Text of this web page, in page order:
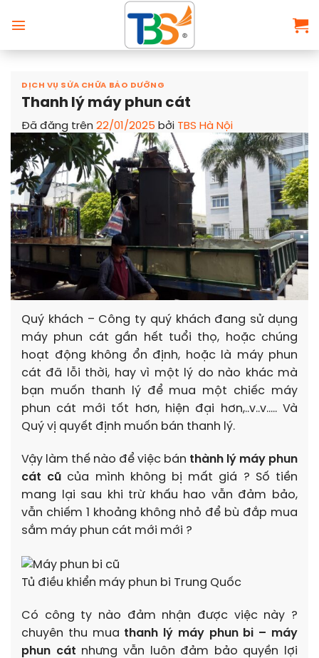
đến
DỊCH VỤ SỬA CHỮA BẢO DƯỠNG
Thanh lý máy phun cát
Đã đăng trên 22/01/2025 bởi TBS Hà Nội
Quý khách – Công ty quý khách đang sử dụng
máy phun cát gần hết tuổi thọ, hoặc chúng
hoạt động không ổn định, hoặc là máy phun
cát đã lỗi thời, hay vì một lý do nào khác mà
bạn muốn thanh lý để mua một chiếc máy
phun cát mới tốt hơn, hiện đại hơn,..v..v….. Và
Quý vị quyết định muốn bán thanh lý.
Vậy làm thế nào để việc bán thành lý máy phun
cát cũ của mình không bị mất giá ? Số tiền
mang lại sau khi trừ khấu hao vẫn đảm bảo,
vẫn chiếm 1 khoảng không nhỏ để bù đắp mua
sắm máy phun cát mới mới ?
Tủ điều khiển máy phun bi Trung Quốc
Có công ty nào đảm nhận được việc này ?
chuyên thu mua thanh lý máy phun bi – máy
phun cát nhưng vẫn luôn đảm bảo quyền lợi